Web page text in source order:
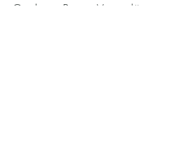
Guidning Pioner Vargaslätten